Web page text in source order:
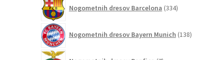
Nogometnih dresov Barcelona 334izdelkov
Nogometnih dresov Bayern Munich 138izdelkov